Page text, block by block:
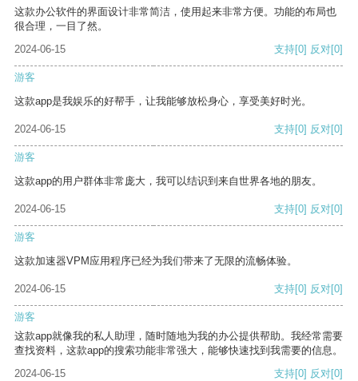
这款办公软件的界面设计非常简洁，使用起来非常方便。功能的布局也
很合理，一目了然。
2024-06-15
支持[0] 反对[0]
游客
这款app是我娱乐的好帮手，让我能够放松身心，享受美好时光。
2024-06-15 支持[0] 反对[0]
游客
这款app的用户群体非常庞大，我可以结识到来自世界各地的朋友。
2024-06-15 支持[0] 反对[0]
游客
这款加速器VPM应用程序已经为我们带来了无限的流畅体验。
2024-06-15 支持[0] 反对[0]
游客
这款app就像我的私人助理，随时随地为我的办公提供帮助。我经常需要
查找资料，这款app的搜索功能非常强大，能够快速找到我需要的信息。
2024-06-15
支持[0] 反对[0]